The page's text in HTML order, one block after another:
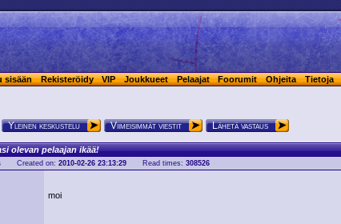
sisään Rekisteröidy VIP Joukkueet Pelaajat Foorumit Ohjeita Tietoja
Yleinen keskustelu Viimeisimmät viestit Lähetä vastaus
olevan pelaajan ikää!
Created on:2010-02-26 23:13:29 Read times:308526
moi